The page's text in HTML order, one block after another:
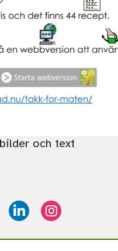
och text
LinkedInInstagram